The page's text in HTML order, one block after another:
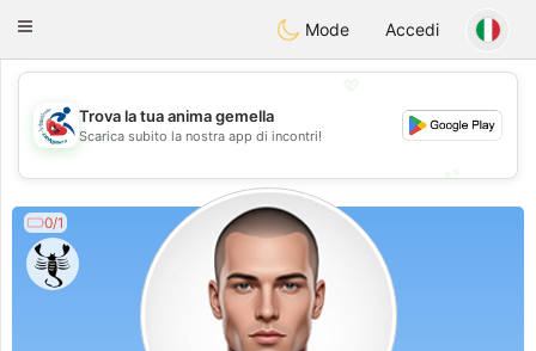
Handi Space
Toggle
Mode Accedi
💖
💕
Trova la tua anima gemella
Scarica subito la nostra app di incontri!
0/1